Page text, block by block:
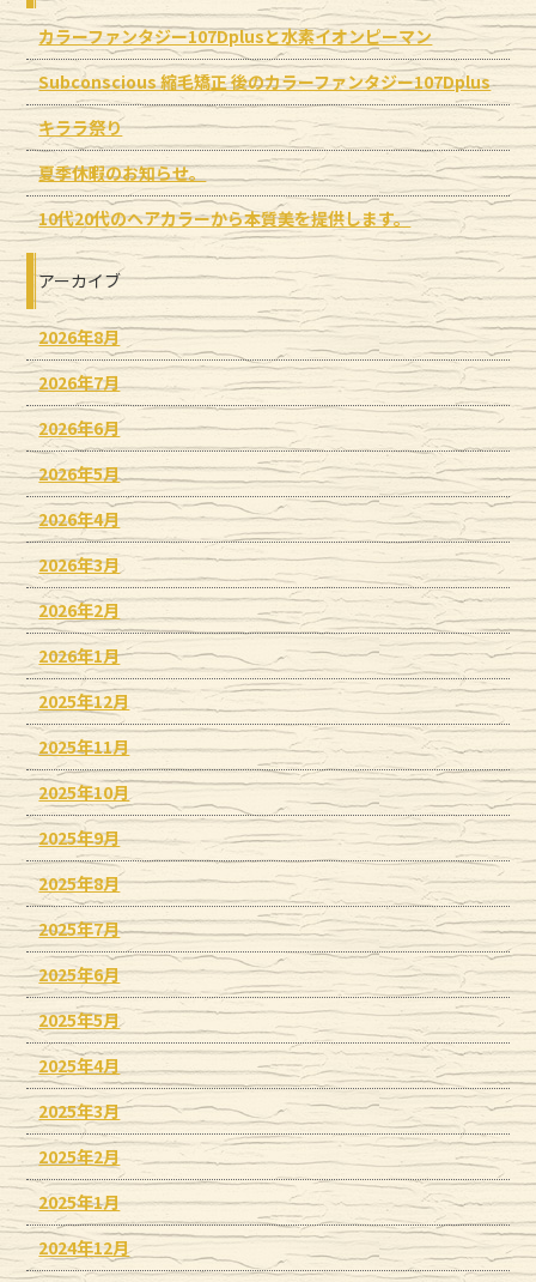
カラーファンタジー107Dplusと水素イオンピーマン
Subconscious 縮毛矯正 後のカラーファンタジー107Dplus
キララ祭り
夏季休暇のお知らせ。
10代20代のヘアカラーから本質美を提供します。
アーカイブ
2026年8月
2026年7月
2026年6月
2026年5月
2026年4月
2026年3月
2026年2月
2026年1月
2025年12月
2025年11月
2025年10月
2025年9月
2025年8月
2025年7月
2025年6月
2025年5月
2025年4月
2025年3月
2025年2月
2025年1月
2024年12月